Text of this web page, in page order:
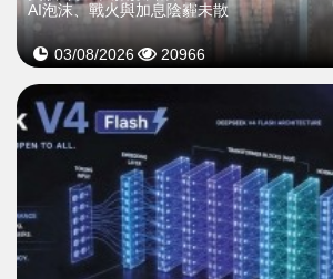
AI泡沫、戰火與加息陰霾未散
03/08/2026 20966